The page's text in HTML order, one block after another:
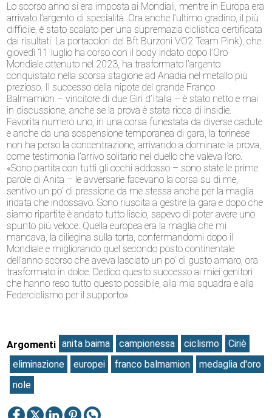
Lo scorso anno si era imposta ai Mondiali, mentre in Europa era
arrivato l’argento di specialità. Ora anche l’ultimo gradino, il più
difficile, è stato scalato per una supremazia ciclistica certificata
dai risultati. La portacolori del Bft Burzoni VO2 Team Pink), che
giovedì 11 luglio ha corso con il body iridato dopo l’Oro
Mondiale ottenuto nel 2023, ha trasformato l’argento
conquistato nella scorsa stagione ad Anadia nel metallo più
prezioso. Il successo della nipote del grande Franco
Balmamion – vincitore di due Giri d’Italia – è stato netto e mai
in discussione, anche se la prova è stata ricca di insidie.
Favorita numero uno, in una corsa funestata da diverse cadute
e anche da una sospensione temporanea di gara, la torinese
non ha perso la concentrazione, arrivando a dominare la prova,
come testimonia l’arrivo solitario nel duello che valeva l’oro.
«Sono partita con tutti gli occhi addosso – sono state le prime
parole di Anita – le avversarie facevano la corsa su di me,
sentivo un po’ di pressione da me stessa anche per la maglia
iridata che indossavo. Sono riuscita a gestire la gara e dopo che
siamo ripartite è andato tutto liscio, sapevo di poter avere uno
spunto più veloce. Quella europea era la maglia che mi
mancava, la ciliegina sulla torta, confermandomi dopo il
Mondiale e migliorando quel secondo posto continentale
dell’anno scorso che aveva lasciato un po’ di gusto amaro, ora
trasformato in dolce. Dedico questo successo ai miei genitori
che hanno reso tutto questo possibile, alla mia squadra e alla
Federciclismo per il supporto».
Argomenti anita baima campionessa ciclismo
Ciriè
eliminazione
europei franco balmamion
medaglia d'oro
nole